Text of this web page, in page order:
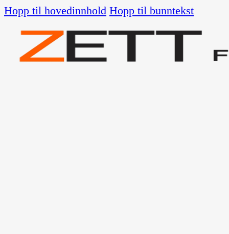
Hopp til hovedinnhold Hopp til bunntekst